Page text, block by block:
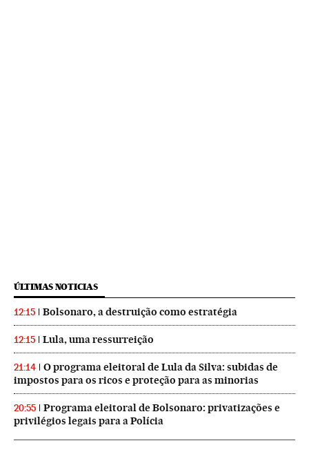
ÚLTIMAS NOTICIAS
12:15 Bolsonaro, a destruição como estratégia
12:15 Lula, uma ressurreição
21:14
O programa eleitoral de Lula da Silva: subidas de
impostos para os ricos e proteção para as minorias
20:55
Programa eleitoral de Bolsonaro: privatizações e
privilégios legais para a Polícia